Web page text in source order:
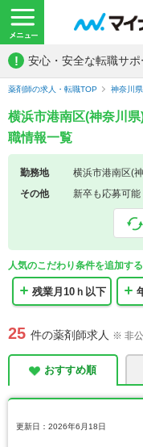
! 安心・安全な転職サポ
薬剤師の求人・転職TOP 神奈川
横浜市港南区(神奈川
職情報一覧
勤務地
横浜市港南区(
その他
新卒も応募可能
人気のこだわり条件を追加する
残業月10ｈ以下
25 件の薬剤師求人 ※ 非公
おすすめ順
更新日：2026年6月18日